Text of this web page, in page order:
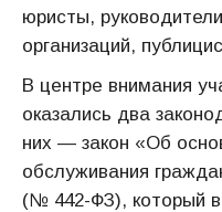
юристы,
организаций,
В центре внимания
оказались два
них — закон «Об
обслуживания
(№ 442-ФЗ), который